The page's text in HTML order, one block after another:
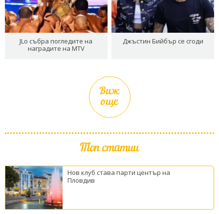
JLo събра погледите на
наградите на MTV
Джъстин Бийбър се сгоди
Виж
още
Топ статии
Нов клуб става парти център на
Пловдив